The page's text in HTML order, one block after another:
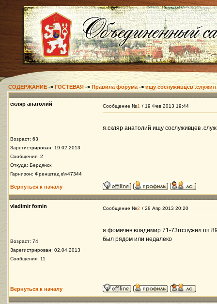
СОДЕРЖАНИЕ ->ГОСТЕВАЯ-> Правила форума ->ищу сослуживцев
скляр анатолий
Возраст: 63
Зарегистрирован: 19.02.2013
Сообщения: 2
Откуда: Бердянск
Гарнизон: Френштад в\ч47344
Сообщение №1 / 19 Фев 2013 19:44
я.скляр анатолий ищу сослуживцев
Вернуться к началу
vladimir fomin
Возраст: 74
Зарегистрирован: 02.04.2013
Сообщения: 11
Сообщение №2 / 28 Апр 2013 20:20
я фомичев владимир 71-73ггслужил пп
был рядом или недалеко
Вернуться к началу